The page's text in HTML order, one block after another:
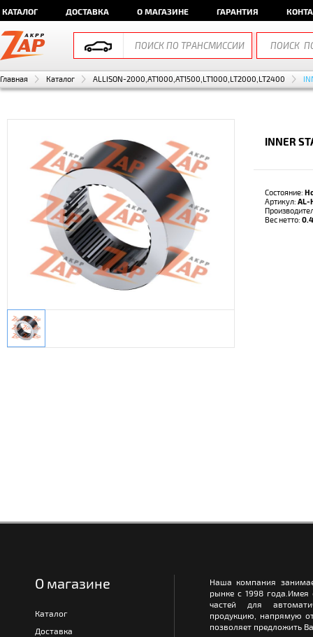
КАТАЛОГ ДОСТАВКА О МАГАЗИНЕ ГАРАНТИЯ
Главная Каталог ALLISON-2000,AT1000,AT1500,LT1000,LT2000,LT2400
INNER
Состояние:
Артикул: AL-
Вес нетто:
О магазине
Каталог
Доставка
Наша компания
рынке с 1998
частей для
продукцию, напрямую
позволяет предложить